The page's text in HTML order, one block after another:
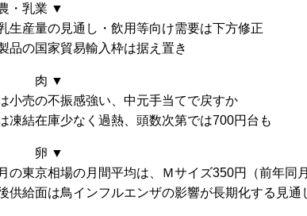
・乳業 ▼
生産量の見通し・飲用等向け需要は下方修正
品の国家貿易輸入枠は据え置き
肉 ▼
小売の不振感強い、中元手当てで戻すか
凍結在庫少なく過熱、頭数次第では700円台も
卵 ▼
の東京相場の月間平均は、Ｍサイズ350円（前年同
供給面は鳥インフルエンザの影響が長期化する見通